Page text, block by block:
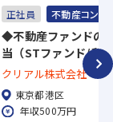
正社員 不動産コンサ
◆不動産ファンドの
当（STファンド/私
◆成長率150%！資
トフォーム企業／年
◎
クリアル株式会社
東京都港区
年収500万円